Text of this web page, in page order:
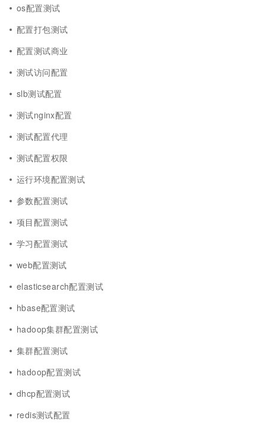
os配置测试
配置打包测试
配置测试商业
测试访问配置
slb测试配置
测试nginx配置
测试配置代理
测试配置权限
运行环境配置测试
参数配置测试
项目配置测试
学习配置测试
web配置测试
elasticsearch配置测试
hbase配置测试
hadoop集群配置测试
集群配置测试
hadoop配置测试
dhcp配置测试
redis测试配置